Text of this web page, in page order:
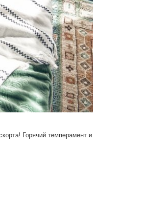
Горячий темперамент и